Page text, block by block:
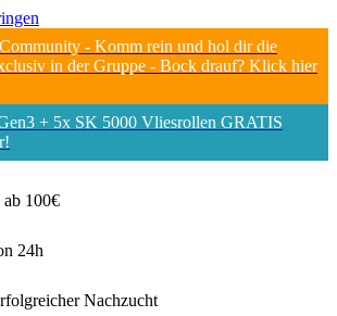
- Komm rein und hol dir die
in der Gruppe - Bock drauf? Klick hier
+ 5x SK 5000 Vliesrollen GRATIS
ab 100€
24h
Nachzucht